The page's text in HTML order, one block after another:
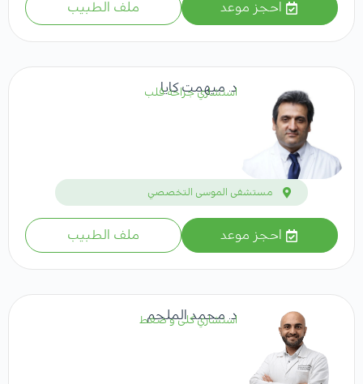
احجز موعد ملف الطبيب
د. ميهمت كايا
استشاري جراحة قلب
مستشفى الموسى التخصصي
احجز موعد ملف الطبيب
د. محمد الملحم
استشاري كلى و ضغط